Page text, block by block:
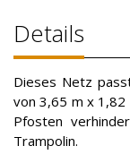
Details
Dieses Netz
von 3,65 m x
Pfosten
Trampolin.